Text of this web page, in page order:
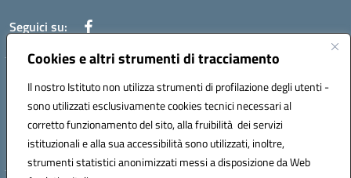
Cookies e altri strumenti di tracciamento
Il nostro Istituto non utilizza strumenti di profilazione degli utenti -
sono utilizzati esclusivamente cookies tecnici necessari al
corretto funzionamento del sito, alla fruibilità dei servizi
istituzionali e alla sua accessibilità sono utilizzati, inoltre,
strumenti statistici anonimizzati messi a disposizione da Web
Seguici su:
Indirizzo: VIA BRECCIAME, 46 - 81024 MADDALONI (CE)
Mail: CEIC8AU001@istruzione.it - Pec: CEIC8AU001@pec.istruzione.it -
Telefono: 0823408721
Meccanografico: CEIC8AU001
Codice fiscale: 93086080616